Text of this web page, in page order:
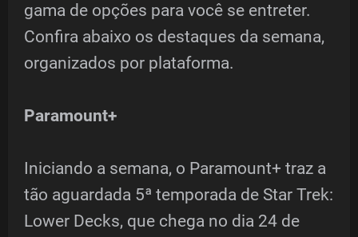
gama de opções para você se entreter.
Confira abaixo os destaques da semana,
organizados por plataforma.
Paramount+
Iniciando a semana, o Paramount+ traz a
tão aguardada 5ª temporada de Star Trek:
Lower Decks, que chega no dia 24 de